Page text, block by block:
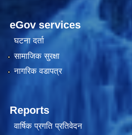
eGov services
घटना दर्ता
सामाजिक सुरक्षा
नागरिक वडापत्र
Reports
वार्षिक प्रगति प्रतिवेदन